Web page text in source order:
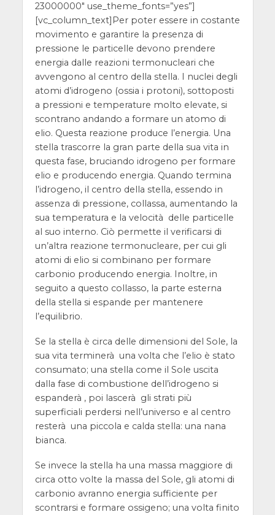
23000000″ use_theme_fonts=”yes”]
[vc_column_text] Per poter essere in costante
movimento e garantire la presenza di
pressione le particelle devono prendere
energia dalle reazioni termonucleari che
avvengono al centro della stella. I nuclei degli
atomi d’idrogeno (ossia i protoni), sottoposti
a pressioni e temperature molto elevate, si
scontrano andando a formare un atomo di
elio. Questa reazione produce l’energia. Una
stella trascorre la gran parte della sua vita in
questa fase, bruciando idrogeno per formare
elio e producendo energia. Quando termina
l’idrogeno, il centro della stella, essendo in
assenza di pressione, collassa, aumentando la
sua temperatura e la velocità delle particelle
al suo interno. Ciò permette il verificarsi di
un’altra reazione termonucleare, per cui gli
atomi di elio si combinano per formare
carbonio producendo energia. Inoltre, in
seguito a questo collasso, la parte esterna
della stella si espande per mantenere
l’equilibrio.
Se la stella è circa delle dimensioni del Sole, la
sua vita terminerà una volta che l’elio è stato
consumato; una stella come il Sole uscita
dalla fase di combustione dell’idrogeno si
espanderà , poi lascerà gli strati più
superficiali perdersi nell’universo e al centro
resterà una piccola e calda stella: una nana
bianca.
Se invece la stella ha una massa maggiore di
circa otto volte la massa del Sole, gli atomi di
carbonio avranno energia sufficiente per
scontrarsi e formare ossigeno; una volta finito